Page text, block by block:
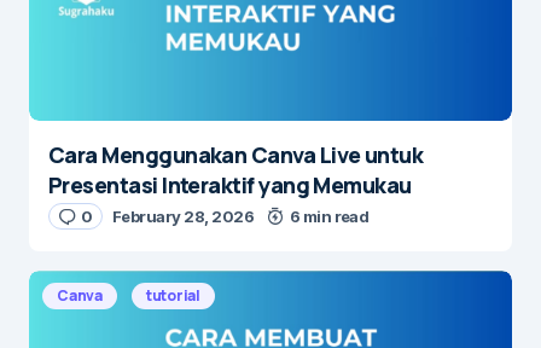
Cara Menggunakan Canva Live untuk
Presentasi Interaktif yang Memukau
0 February 28, 2026 6 min read
Canva tutorial